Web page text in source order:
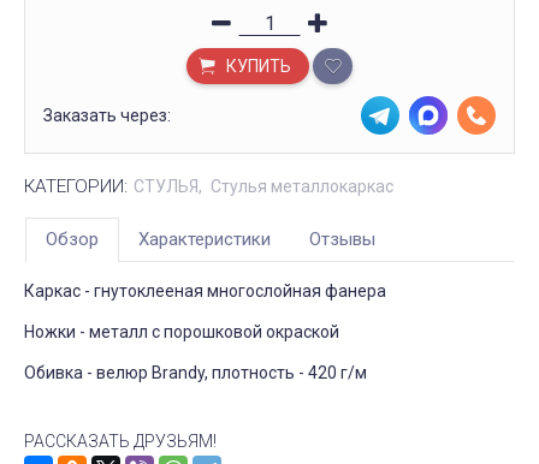
КУПИТЬ
Заказать через:
КАТЕГОРИИ: СТУЛЬЯ Стулья металлокаркас
Обзор Характеристики Отзывы
Каркас - гнутоклееная многослойная фанера
Ножки - металл с порошковой окраской
Обивка - велюр Brandy, плотность - 420 г/м
РАССКАЗАТЬ ДРУЗЬЯМ!